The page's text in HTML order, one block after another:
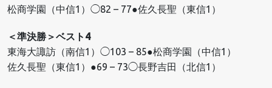
松商学園（中信1）◯82 – 77●佐久長聖（東信1）
＜準決勝＞ベスト4
東海大諏訪（南信1）◯103 – 85●松商学園（中信1）
佐久長聖（東信1）●69 – 73◯長野吉田（北信1）